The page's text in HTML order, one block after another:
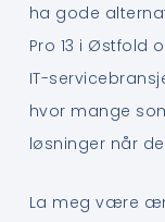
ha gode
Pro 13 i Østfold
IT-
hvor mange
løsninger når
La meg være